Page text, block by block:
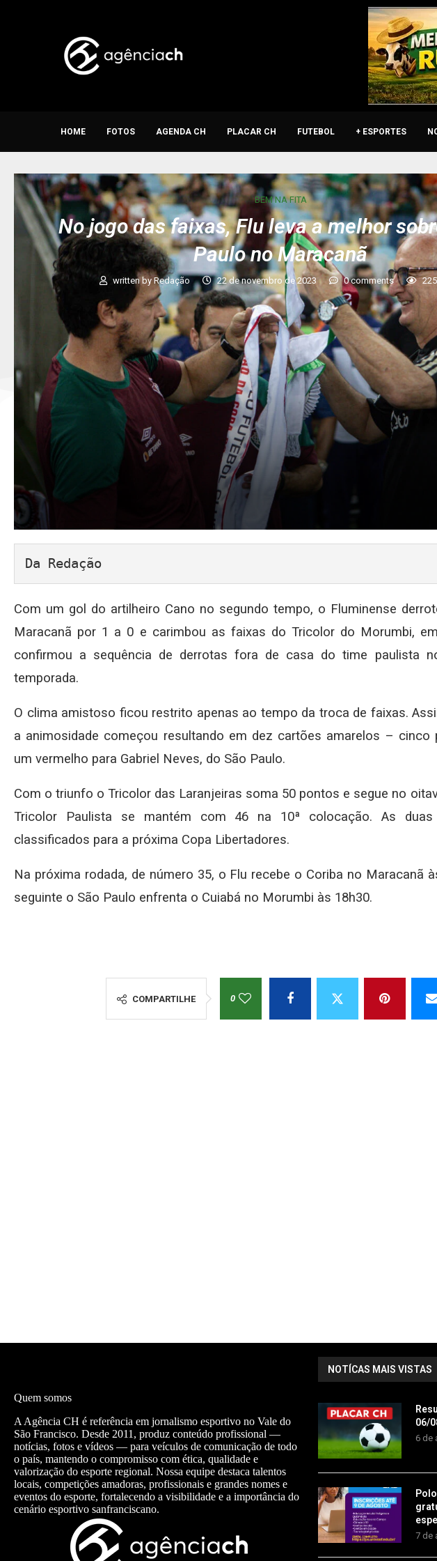
HOME FOTOS AGENDA CH PLACAR CH FUTEBOL + ESPORTES
BEM NA FITA
No jogo das faixas, Flu leva a melhor
Paulo no Maracanã
written by Redação 22 de novembro de 2023 0 comments 225
Da Redação
Com um gol do artilheiro Cano no segundo tempo, o Fluminense
Maracanã por 1 a 0 e carimbou as faixas do Tricolor do Morumbi,
confirmou a sequência de derrotas fora de casa do time paulista
temporada.
O clima amistoso ficou restrito apenas ao tempo da troca de faixas.
a animosidade começou resultando em dez cartões amarelos – cinco
um vermelho para Gabriel Neves, do São Paulo.
Com o triunfo o Tricolor das Laranjeiras soma 50 pontos e segue no
Tricolor Paulista se mantém com 46 na 10ª colocação. As
classificados para a próxima Copa Libertadores.
Na próxima rodada, de número 35, o Flu recebe o Coriba no Maracanã
seguinte o São Paulo enfrenta o Cuiabá no Morumbi às 18h30.
COMPARTILHE 0
Quem somos
A Agência CH é referência em jornalismo esportivo no Vale do
São Francisco. Desde 2011, produz conteúdo profissional —
notícias, fotos e vídeos — para veículos de comunicação de todo
o país, mantendo o compromisso com ética, qualidade e
valorização do esporte regional. Nossa equipe destaca talentos
locais, competições amadoras, profissionais e grandes nomes e
eventos do esporte, fortalecendo a visibilidade e a importância do
cenário esportivo sanfranciscano.
NOTÍCAS MAIS VISTAS
06/
6 de
7 de